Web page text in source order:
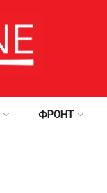
ФРОНТ